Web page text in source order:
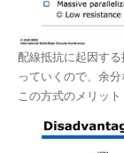
配線抵抗に起因す
っていくので、余
この方式のメリット